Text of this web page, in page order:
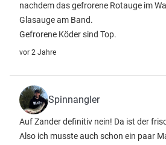
nachdem das gefrorene Rotauge im
Glasauge am Band.
Gefrorene Köder sind Top.
vor 2 Jahre
Spinnangler
Auf Zander definitiv nein! Da ist der
Also ich musste auch schon ein paar